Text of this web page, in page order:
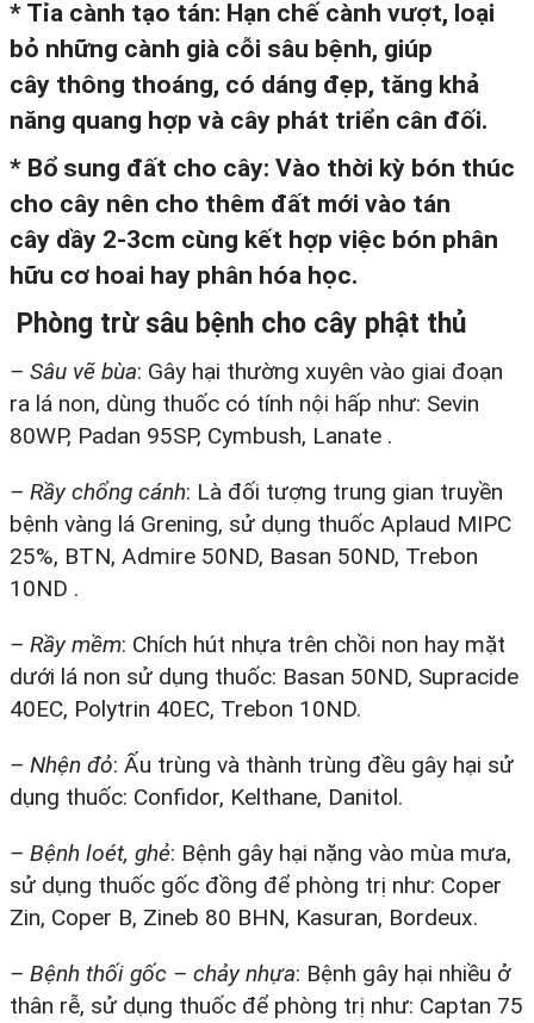
* Tỉa cành tạo tán: Hạn chế cành vượt, loại
bỏ những cành già cỗi sâu bệnh, giúp
cây thông thoáng, có dáng đẹp, tăng khả
năng quang hợp và cây phát triển cân đối.
* Bổ sung đất cho cây: Vào thời kỳ bón thúc
cho cây nên cho thêm đất mới vào tán
cây dầy 2-3cm cùng kết hợp việc bón phân
hữu cơ hoai hay phân hóa học.
Phòng trừ sâu bệnh cho cây phật thủ
– Sâu vẽ bùa: Gây hại thường xuyên vào giai đoạn
ra lá non, dùng thuốc có tính nội hấp như: Sevin
80WP, Padan 95SP, Cymbush, Lanate .
– Rầy chổng cánh: Là đối tượng trung gian truyền
bệnh vàng lá Grening, sử dụng thuốc Aplaud MIPC
25%, BTN, Admire 50ND, Basan 50ND, Trebon
10ND .
– Rầy mềm: Chích hút nhựa trên chồi non hay mặt
dưới lá non sử dụng thuốc: Basan 50ND, Supracide
40EC, Polytrin 40EC, Trebon 10ND.
– Nhện đỏ: Ấu trùng và thành trùng đều gây hại sử
dụng thuốc: Confidor, Kelthane, Danitol.
– Bệnh loét, ghẻ: Bệnh gây hại nặng vào mùa mưa,
sử dụng thuốc gốc đồng để phòng trị như: Coper
Zin, Coper B, Zineb 80 BHN, Kasuran, Bordeux.
– Bệnh thối gốc – chảy nhựa: Bệnh gây hại nhiều ở
thân rễ, sử dụng thuốc để phòng trị như: Captan 75